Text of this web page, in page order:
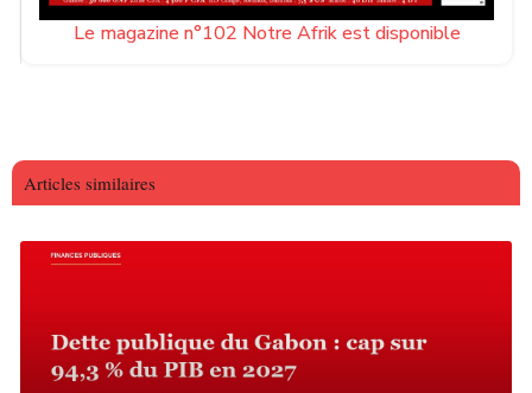
Le magazine n°102 Notre Afrik est disponible
Articles similaires